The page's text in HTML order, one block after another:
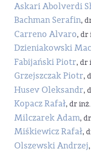
Askari Abolverdi
Bachman Serafin,
Carreno Alvaro, dr
Dzieniakowski
Fabijański Piotr, dr
Grzejszczak Piotr,
Husev Oleksandr,
Kopacz Rafał, dr
Milczarek Adam,
Miśkiewicz Rafał,
Olszewski Andrzej